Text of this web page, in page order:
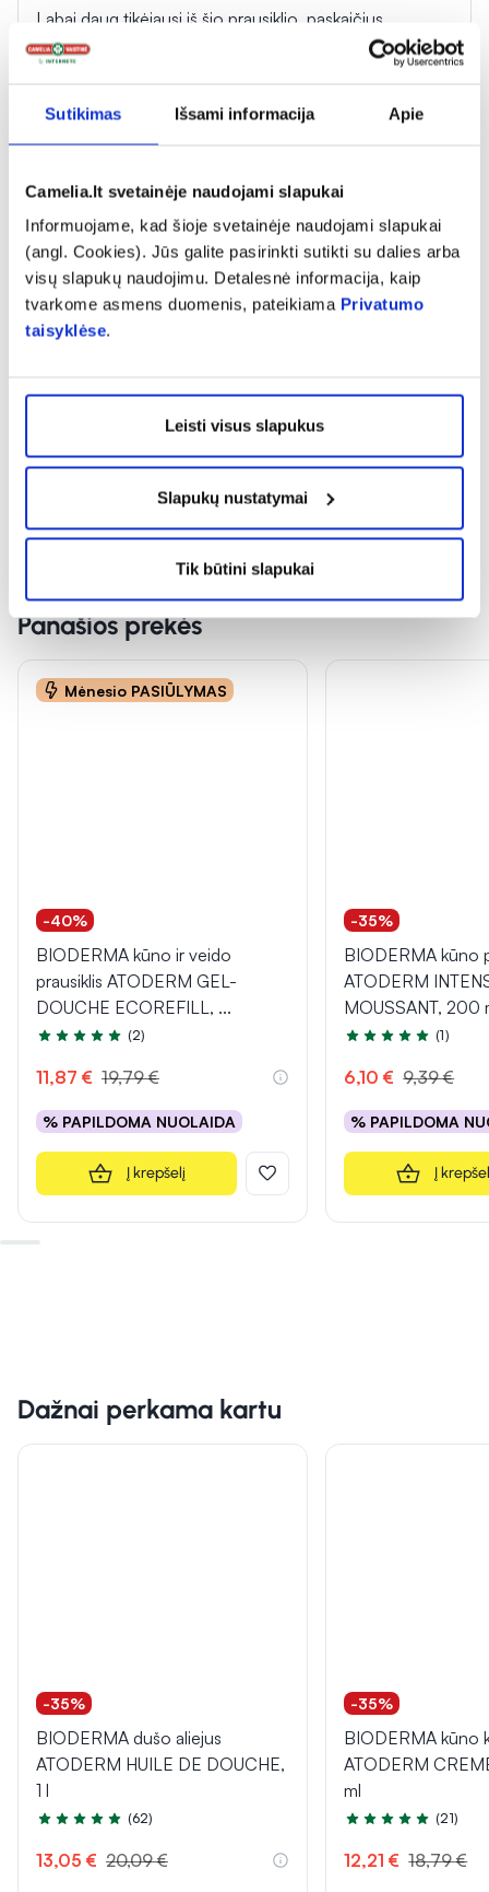
Sutikimas Išsami informacija Apie
Camelia.lt svetainėje naudojami slapukai
Informuojame, kad šioje svetainėje naudojami slapukai
(angl. Cookies). Jūs galite pasirinkti sutikti su dalies arba
visų slapukų naudojimu. Detalesnė informacija, kaip
tvarkome asmens duomenis, pateikiama Privatumo
taisyklėse.
Leisti visus slapukus
Slapukų nustatymai
Tik būtini slapukai
Labai daug tikėjausi iš šio prausiklio, paskaičius
atsiliepimus, kur jis buvo labai išgirtas. Deja, man jis
nepasiteisino. Kaina labai didelė, tad tikėjausi labai
prausimosi metu nieko neapsaugo. Rankos lieka
sausos. Kūno oda po prausimosi lieka irgi sausa.
Aurimas
Rodyti daugiau
Panašios prekės
Mėnesio PASIŪLYMAS
-40%
BIODERMA kūno ir veido
prausiklis ATODERM GEL-
DOUCHE ECOREFILL, ...
Įvertinimas 5.0 iš 5
(2)
11,87 € 19,79 €
% PAPILDOMA NUOLAIDA
Į krepšelį
-35%
BIODERMA kūno
ATODERM
MOUSSANT, 200
Įvertinimas 5.0 iš 5
(1)
6,10 € 9,39 €
% PAPILDOMA
Į
Dažnai perkama kartu
-35%
BIODERMA dušo aliejus
ATODERM HUILE DE DOUCHE,
1 l
Įvertinimas 5.0 iš 5
(62)
13,05 € 20,09 €
-35%
BIODERMA kūno
ATODERM
ml
Įvertinimas 5.0 iš 5
(21)
12,21 € 18,79 €